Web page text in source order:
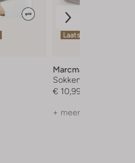
Laatste maten
Marcmarcs
Sokken
€ 10,99
+ meer kleuren